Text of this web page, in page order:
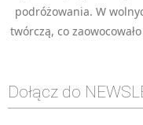
podróżowania. W
twórczą, co
Dołącz do